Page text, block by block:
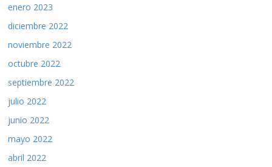
enero 2023
diciembre 2022
noviembre 2022
octubre 2022
septiembre 2022
julio 2022
junio 2022
mayo 2022
abril 2022